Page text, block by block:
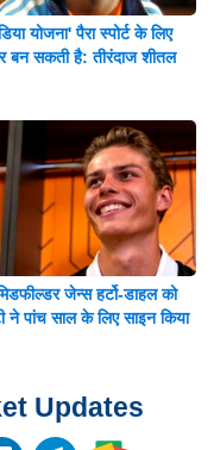
योजना' पैरा स्पोर्ट के लिए
बन सकती है: तीरंदाज शीतल
जेन्स हर्टो-डाहल को
ने पांच साल के लिए साइन किया
Updates